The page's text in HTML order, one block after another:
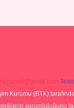
Kurumu (BTK)